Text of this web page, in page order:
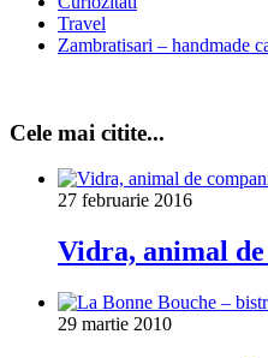
Travel
Zambratisari – handmade
Cele mai citite...
27 februarie 2016
Vidra, animal
29 martie 2010